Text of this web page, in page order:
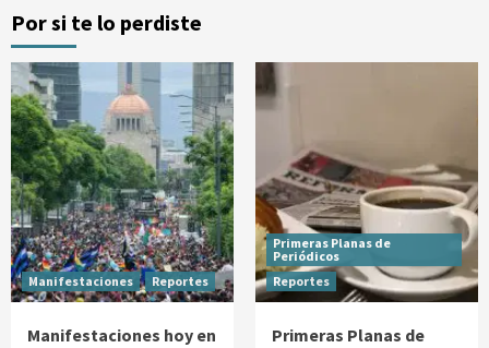
Por si te lo perdiste
Manifestaciones Reportes
Manifestaciones hoy en
Primeras Planas de
Periódicos
Reportes
Primeras Planas de